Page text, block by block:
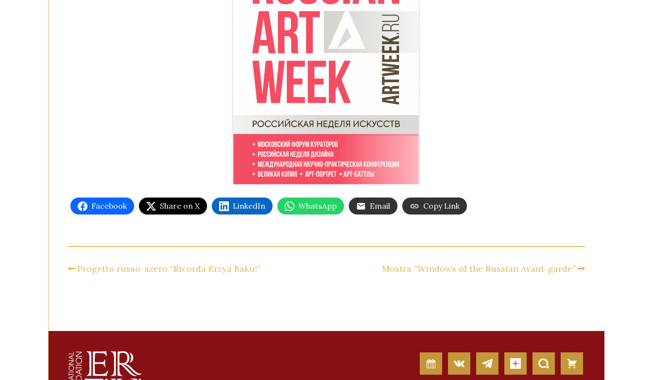
Facebook Share on X LinkedIn WhatsApp Email Copy Link
Progetto russo-azero “Ricorda Erzya Baku!” Mostra “Windows of the Russian Avant-garde”